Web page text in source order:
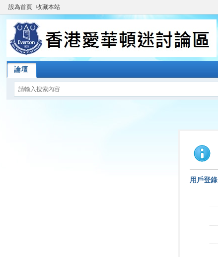
設為首頁 收藏本站
論壇
用戶登錄